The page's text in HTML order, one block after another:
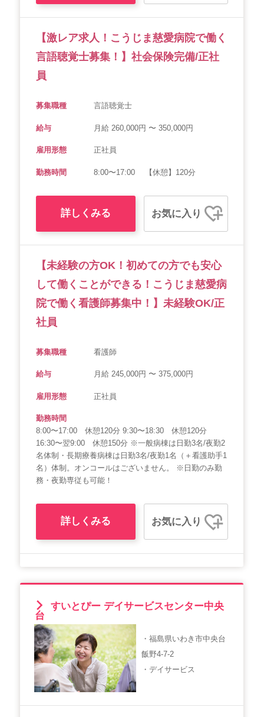
【激レア求人！こうじま慈愛病院で働く
言語聴覚士募集！】社会保険完備/正社
員
募集職種 言語聴覚士
給与 月給 260,000円 〜 350,000円
雇用形態 正社員
勤務時間 8:00〜17:00 【休憩】120分
詳しくみる お気に入り
【未経験の方OK！初めての方でも安心
して働くことができる！こうじま慈愛病
院で働く看護師募集中！】未経験OK/正
社員
募集職種 看護師
給与 月給 245,000円 〜 375,000円
雇用形態 正社員
勤務時間
8:00〜17:00 休憩120分 9:30〜18:30 休憩120分
16:30〜翌9:00 休憩150分 ※一般病棟は日勤3名/夜勤2
名体制・長期療養病棟は日勤3名/夜勤1名（＋看護助手1
名）体制。オンコールはございません。 ※日勤のみ勤
務・夜勤専従も可能！
詳しくみる お気に入り
すいとぴー デイサービスセンター中央
台
・福島県いわき市中央台
飯野4-7-2
・デイサービス